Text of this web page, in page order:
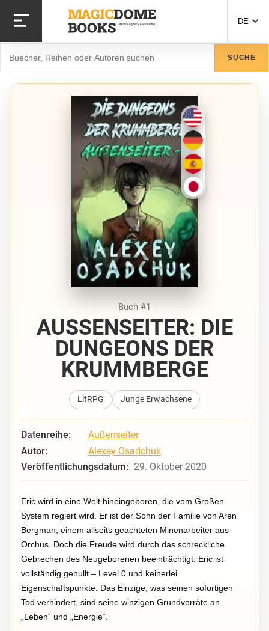
DE
SUCHE
Buch #1
AUSSENSEITER: DIE D
UNGEONS DER K
RUMMBERGE
LitRPG Junge Erwachsene
Datenreihe:
Außenseiter
Autor:
Alexey Osadchuk
Veröffentlichungsdatum: 29. Oktober 2020
Eric wird in eine Welt hineingeboren, die vom Großen
System regiert wird. Er ist der Sohn der Familie von Aren
Bergman, einem allseits geachteten Minenarbeiter aus
Orchus. Doch die Freude wird durch das schreckliche
Gebrechen des Neugeborenen beeinträchtigt. Eric ist
vollständig genullt – Level 0 und keinerlei
Eigenschaftspunkte. Das Einzige, was seinen sofortigen
Tod verhindert, sind seine winzigen Grundvorräte an
„Leben“ und „Energie“.